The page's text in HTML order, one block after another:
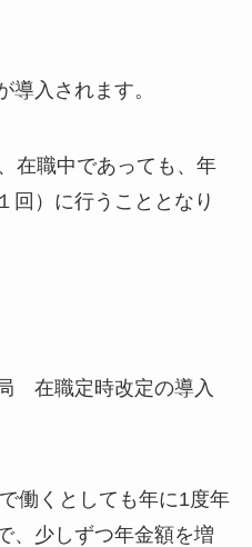
導入されます。
在職中であっても、年
回）に行うこと となり
在職定時改定の導入
働くとしても年に1度年
、少しずつ年金額を増